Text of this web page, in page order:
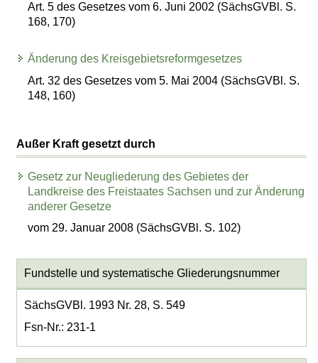
Art. 5 des Gesetzes vom 6. Juni 2002 (SächsGVBl. S.
168, 170)
Änderung des Kreisgebietsreformgesetzes
Art. 32 des Gesetzes vom 5. Mai 2004 (SächsGVBl. S.
148, 160)
Außer Kraft gesetzt durch
Gesetz zur Neugliederung des Gebietes der
Landkreise des Freistaates Sachsen und zur Änderung
anderer Gesetze
vom 29. Januar 2008 (SächsGVBl. S. 102)
Fundstelle und systematische Gliederungsnummer
SächsGVBl. 1993 Nr. 28, S. 549
Fsn-Nr.: 231-1